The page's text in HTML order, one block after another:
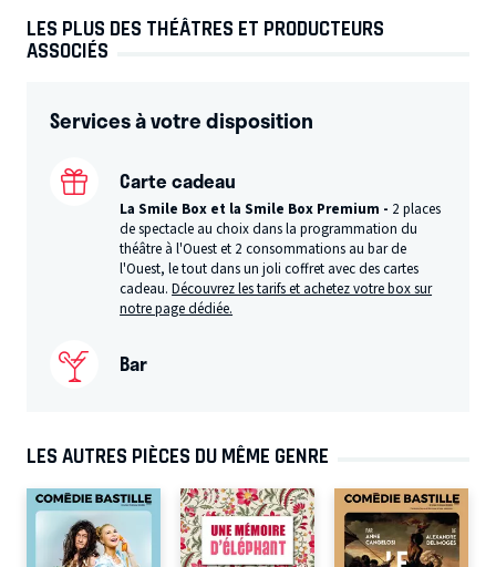
LES PLUS DES THÉÂTRES ET PRODUCTEURS
ASSOCIÉS
Services à votre disposition
Carte cadeau
La Smile Box et la Smile Box Premium - 2 places
de spectacle au choix dans la programmation du
théâtre à l'Ouest et 2 consommations au bar de
l'Ouest, le tout dans un joli coffret avec des cartes
cadeau.Découvrez les tarifs et achetez votre box sur
notre page dédiée.
Bar
LES AUTRES PIÈCES DU MÊME GENRE